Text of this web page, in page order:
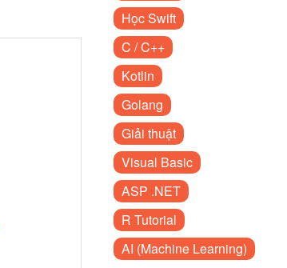
Học Swift
C / C++
Kotlin
Golang
Giải thuật
Visual Basic
ASP .NET
R Tutorial
AI (Machine Learning)